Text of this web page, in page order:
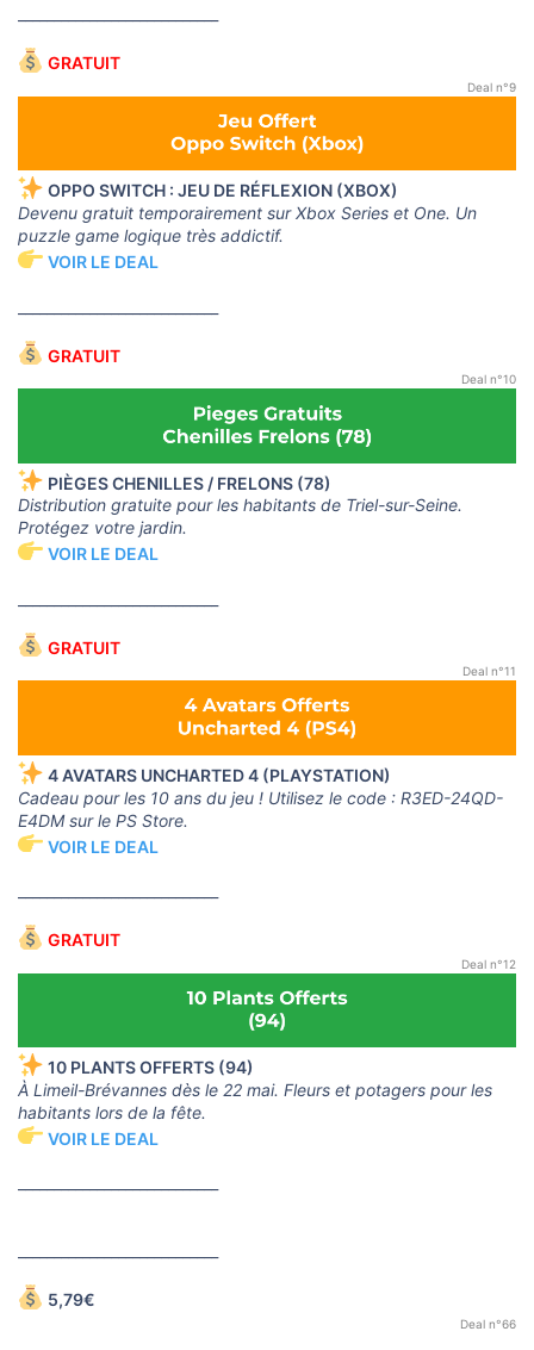
GRATUIT
Deal n°9
OPPO SWITCH : JEU DE RÉFLEXION (XBOX)
Devenu gratuit temporairement sur Xbox Series et One. Un
puzzle game logique très addictif.
VOIR LE DEAL
GRATUIT
Deal n°10
PIÈGES CHENILLES / FRELONS (78)
Distribution gratuite pour les habitants de Triel-sur-Seine.
Protégez votre jardin.
VOIR LE DEAL
GRATUIT
Deal n°11
4 AVATARS UNCHARTED 4 (PLAYSTATION)
Cadeau pour les 10 ans du jeu ! Utilisez le code : R3ED-24QD-
E4DM sur le PS Store.
VOIR LE DEAL
GRATUIT
Deal n°12
10 PLANTS OFFERTS (94)
À Limeil-Brévannes dès le 22 mai. Fleurs et potagers pour les
habitants lors de la fête.
VOIR LE DEAL
5,79€
Deal n°66